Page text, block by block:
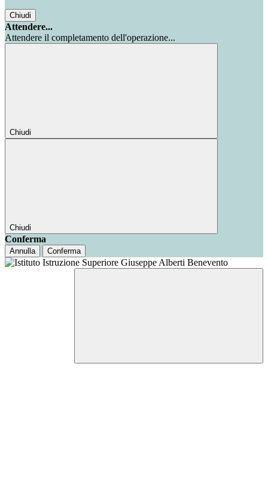
Chiudi
Attendere...
Attendere il completamento dell'operazione...
Chiudi
Chiudi
Conferma
Annulla Conferma